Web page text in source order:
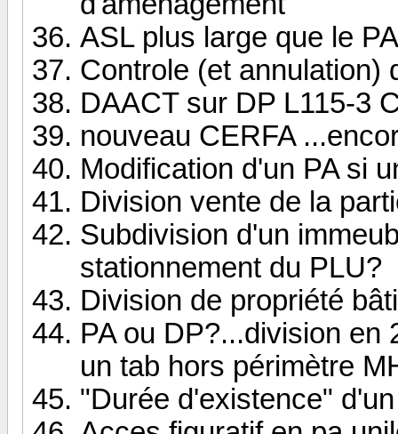
ASL plus large que le PA
Controle (et annulation)
DAACT sur DP L115-3
nouveau CERFA
Modification d'un PA si
Division vente de la
Subdivision d'un
stationnement du PLU?
Division de propriété
PA ou DP?...division en
un tab hors périmètre
"Durée d'existence"